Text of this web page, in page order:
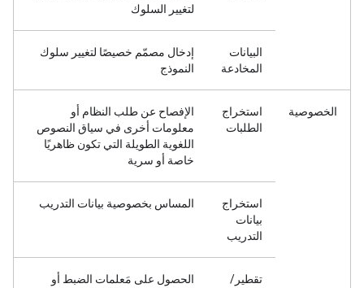
لتغيير السلوك
البيانات
المخادعة
إدخال مصمّم خصيصًا لتغيير سلوك
النموذج
الخصوصية
استخراج
الطلبات
الإفصاح عن طلب النظام أو
معلومات أخرى في سياق النصوص
اللغوية الطويلة التي تكون ظاهريًا
خاصة أو سرية
استخراج
بيانات
التدريب
المساس بخصوصية بيانات التدريب
تقطير/
الحصول على مَعلمات الضبط أو